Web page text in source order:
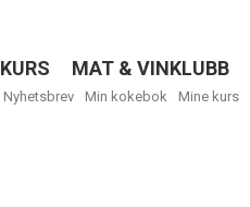
KURS MAT & VINKLUBB
Nyhetsbrev Min kokebok Mine kurs